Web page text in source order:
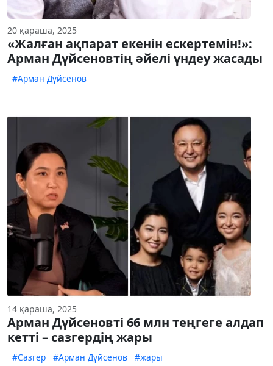
20 қараша, 2025
«Жалған ақпарат екенін ескертемін!»:
Арман Дүйсеновтің әйелі үндеу жасады
#Арман Дүйсенов
14 қараша, 2025
Арман Дүйсеновті 66 млн теңгеге алдап
кетті – сазгердің жары
#Сазгер #Арман Дүйсенов #жары